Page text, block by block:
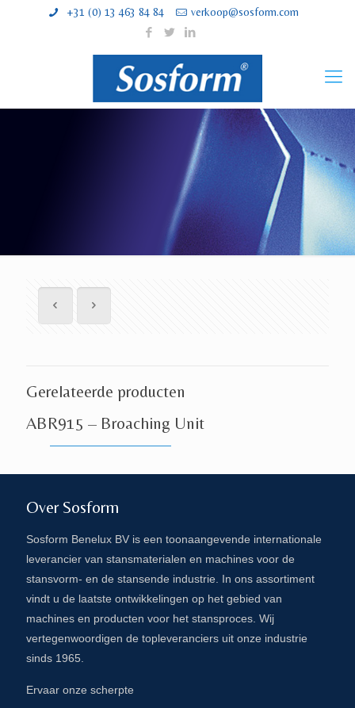
+31 (0) 13 463 84 84 verkoop@sosform.com
Gerelateerde producten
ABR915 – Broaching Unit
Over Sosform
Sosform Benelux BV is een toonaangevende internationale
leverancier van stansmaterialen en machines voor de
stansvorm- en de stansende industrie. In ons assortiment
vindt u de laatste ontwikkelingen op het gebied van
machines en producten voor het stansproces. Wij
vertegenwoordigen de topleveranciers uit onze industrie
sinds 1965.
Ervaar onze scherpte